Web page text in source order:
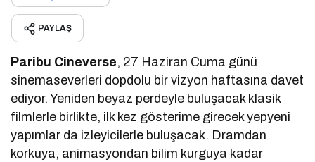
PAYLAŞ
Paribu Cineverse, 27 Haziran Cuma günü
sinemaseverleri dopdolu bir vizyon haftasına davet
ediyor. Yeniden beyaz perdeyle buluşacak klasik
filmlerle birlikte, ilk kez gösterime girecek yepyeni
yapımlar da izleyicilerle buluşacak. Dramdan
korkuya, animasyondan bilim kurguya kadar